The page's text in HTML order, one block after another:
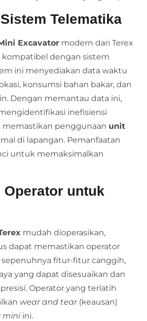
Telematika
Excavator modern dari Terex
dengan sistem
ini menyediakan data waktu
konsumsi bahan bakar, dan
Dengan memantau data ini,
inefisiensi
memastikan penggunaan unit
di lapangan. Pemanfaatan
untuk memaksimalkan
Operator untuk
mudah dioperasikan,
dapat memastikan operator
fitur-fitur canggih,
yang dapat disesuaikan dan
Operator yang terlatih
wear and tear(keausan)
miniini.